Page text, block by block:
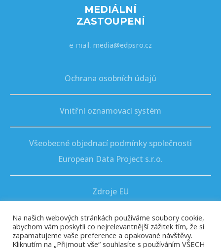
MEDIÁLNÍ
ZASTOUPENÍ
e-mail: media@edpsro.cz
Ochrana osobních údajů
Vnitřní oznamovací systém
Všeobecné objednací podmínky společnosti
European Data Project s.r.o.
Zdroje EU
Na našich webových stránkách používáme soubory cookie,
abychom vám poskytli co nejrelevantnější zážitek tím, že si
zapamatujeme vaše preference a opakované návštěvy.
Kliknutím na „Přijmout vše“ souhlasíte s používáním VŠECH